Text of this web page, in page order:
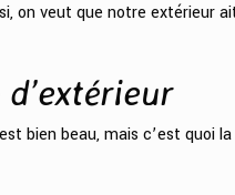
on veut que notre extérieur
bien beau, mais c’est quoi